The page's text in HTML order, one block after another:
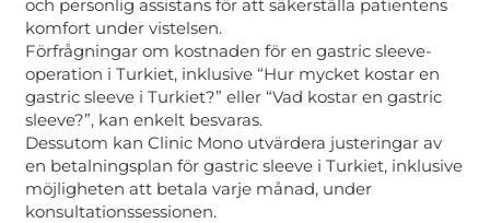
och personlig assistans för att säkerställa patientens
komfort under vistelsen.
Förfrågningar om kostnaden för en gastric sleeve-
operation i Turkiet, inklusive “Hur mycket kostar en
gastric sleeve i Turkiet?” eller “Vad kostar en gastric
sleeve?”, kan enkelt besvaras.
Dessutom kan Clinic Mono utvärdera justeringar av
en betalningsplan för gastric sleeve i Turkiet, inklusive
möjligheten att betala varje månad, under
konsultationssessionen.